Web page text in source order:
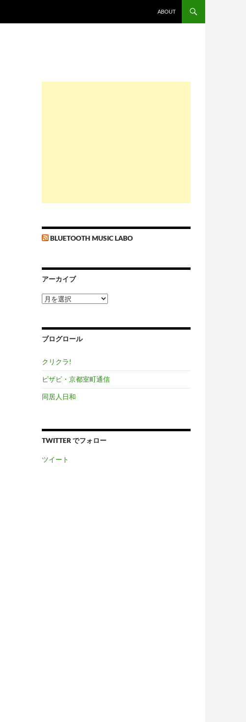
ABOUT
BLUETOOTH MUSIC LABO
アーカイブ
ア
ー
ブ
ブログロール
クリクラ!
ビザビ・京都室町通信
同居人日和
TWITTER でフォロー
ツイート